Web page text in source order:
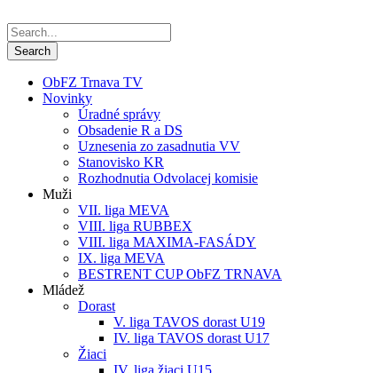
ObFZ Trnava TV
Novinky
Úradné správy
Obsadenie R a DS
Uznesenia zo zasadnutia VV
Stanovisko KR
Rozhodnutia Odvolacej komisie
Muži
VII. liga MEVA
VIII. liga RUBBEX
VIII. liga MAXIMA-FASÁDY
IX. liga MEVA
BESTRENT CUP ObFZ TRNAVA
Mládež
Dorast
V. liga TAVOS dorast U19
IV. liga TAVOS dorast U17
Žiaci
IV. liga žiaci U15